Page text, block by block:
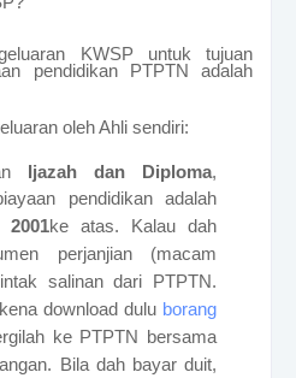
KWSP untuk tujuan
pendidikan PTPTN adalah
oleh Ahli sendiri:
Ijazah dan Diploma,
pendidikan adalah
ke atas. Kalau dah
perjanjian (macam
salinan dari PTPTN.
download dulu borang
ke PTPTN bersama
Bila dah bayar duit,